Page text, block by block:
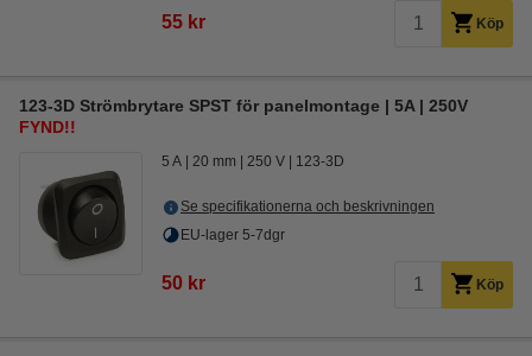
55 kr Köp
123-3D Strömbrytare SPST för panelmontage | 5A | 250V
FYND!!
5 A 20 mm 250 V 123-3D
Se specifikationerna och beskrivningen
EU-lager 5-7dgr
50 kr Köp